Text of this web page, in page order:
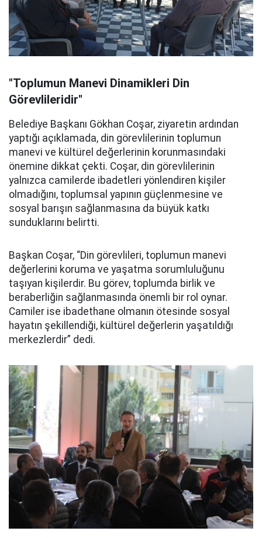
"Toplumun Manevi Dinamikleri Din
Görevlileridir"
Belediye Başkanı Gökhan Coşar, ziyaretin ardından
yaptığı açıklamada, din görevlilerinin toplumun
manevi ve kültürel değerlerinin korunmasındaki
önemine dikkat çekti. Coşar, din görevlilerinin
yalnızca camilerde ibadetleri yönlendiren kişiler
olmadığını, toplumsal yapının güçlenmesine ve
sosyal barışın sağlanmasına da büyük katkı
sunduklarını belirtti.
Başkan Coşar, “Din görevlileri, toplumun manevi
değerlerini koruma ve yaşatma sorumluluğunu
taşıyan kişilerdir. Bu görev, toplumda birlik ve
beraberliğin sağlanmasında önemli bir rol oynar.
Camiler ise ibadethane olmanın ötesinde sosyal
hayatın şekillendiği, kültürel değerlerin yaşatıldığı
merkezlerdir” dedi.